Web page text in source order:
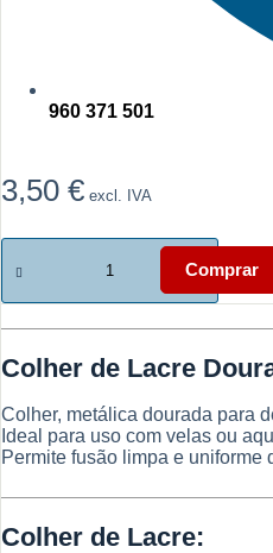
960 371 501
3,50 € excl. IVA
Quantidade
de
de
Lacre
–
Contas
de
Lacre
Comprar
Colher de Lacre
Colher, metálica dourada para
Ideal para uso com velas ou
Permite fusão limpa e uniforme
Colher de Lacre: